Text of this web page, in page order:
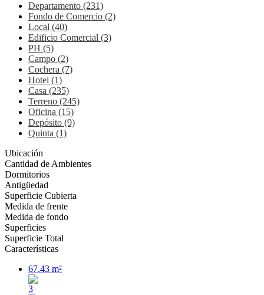
Departamento (231)
Fondo de Comercio (2)
Local (40)
Edificio Comercial (3)
PH (5)
Campo (2)
Cochera (7)
Hotel (1)
Casa (235)
Terreno (245)
Oficina (15)
Depósito (9)
Quinta (1)
Ubicación
Cantidad de Ambientes
Dormitorios
Antigüedad
Superficie Cubierta
Medida de frente
Medida de fondo
Superficies
Superficie Total
Características
67.43 m²
3